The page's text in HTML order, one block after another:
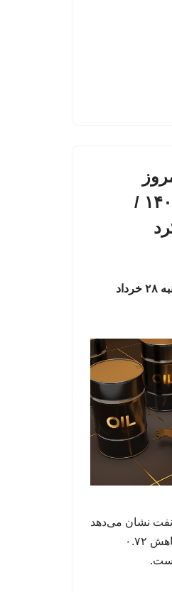
پنجشنبه ۲۸ خرداد ۱۴۰۵ /
قیمت جهانی نفت امروز پنجشنبه ۲۸ خرداد
نفت نشان می‌دهد
قیمت هر بشکه نفت برنت با کاهش ۰.۷۲